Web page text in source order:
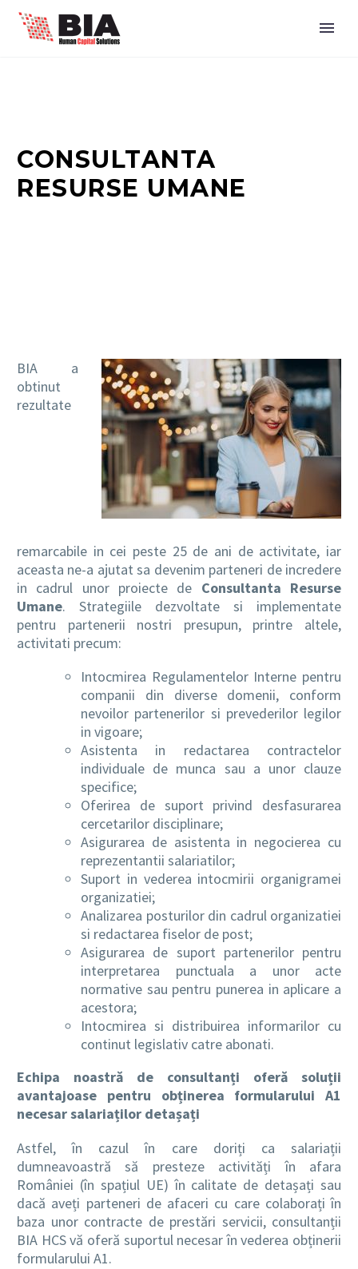
CONSULTANTA
RESURSE UMANE
BIA a
obtinut
rezultate
remarcabile in cei peste 25 de ani de activitate, iar
aceasta ne-a ajutat sa devenim parteneri de incredere
in cadrul unor proiecte de Consultanta Resurse
Umane. Strategiile dezvoltate si implementate
pentru partenerii nostri presupun, printre altele,
activitati precum:
Intocmirea Regulamentelor Interne pentru
companii din diverse domenii, conform
nevoilor partenerilor si prevederilor legilor
in vigoare;
Asistenta in redactarea contractelor
individuale de munca sau a unor clauze
specifice;
Oferirea de suport privind desfasurarea
cercetarilor disciplinare;
Asigurarea de asistenta in negocierea cu
reprezentantii salariatilor;
Suport in vederea intocmirii organigramei
organizatiei;
Analizarea posturilor din cadrul organizatiei
si redactarea fiselor de post;
Asigurarea de suport partenerilor pentru
interpretarea punctuala a unor acte
normative sau pentru punerea in aplicare a
acestora;
Intocmirea si distribuirea informarilor cu
continut legislativ catre abonati.
Echipa noastră de consultanți oferă soluții
avantajoase pentru obținerea formularului A1
necesar salariaților detașați
Astfel, în cazul în care doriți ca salariații
dumneavoastră să presteze activități în afara
României (în spațiul UE) în calitate de detașați sau
dacă aveți parteneri de afaceri cu care colaborați în
baza unor contracte de prestări servicii, consultanții
BIA HCS vă oferă suportul necesar în vederea obținerii
formularului A1.